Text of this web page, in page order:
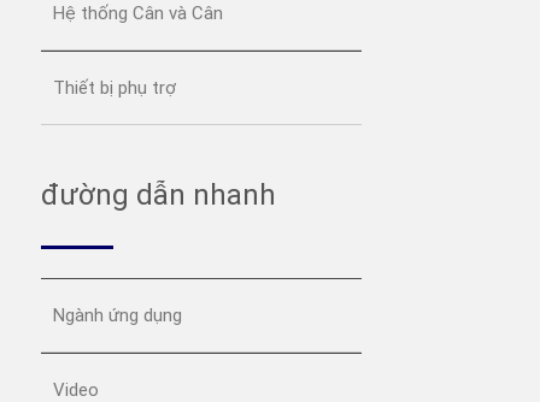
Hệ thống Cân và Cân
Thiết bị phụ trợ
đường dẫn nhanh
Ngành ứng dụng
Video